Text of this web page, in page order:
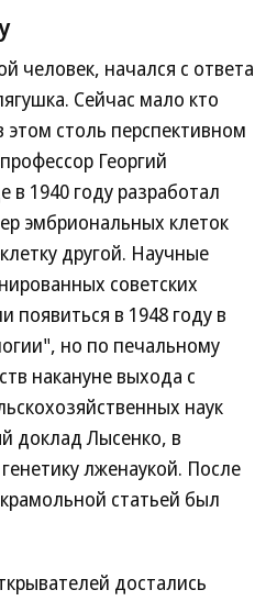
человек, начался с ответа
Сейчас мало кто
столь перспективном
Георгий
1940 году разработал
эмбриональных клеток
другой. Научные
советских
в 1948 году в
но по печальному
накануне выхода с
наук
доклад Лысенко, в
лженаукой. После
статьей был
достались